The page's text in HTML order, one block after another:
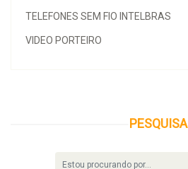
TELEFONES SEM FIO INTELBRAS
VIDEO PORTEIRO
PESQUISA